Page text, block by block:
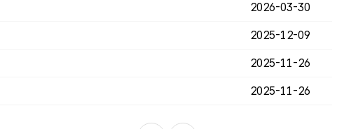
2026-03-30
2025-12-09
2025-11-26
2025-11-26